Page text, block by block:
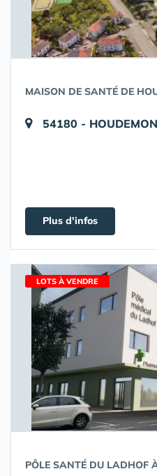
MAISON DE SANTÉ DE
54180 -
Plus d'infos
LOTS À VENDRE
PÔLE SANTÉ DU LADHOF